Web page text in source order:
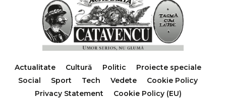
Actualitate Cultură Politic
Proiecte speciale
Social
Sport Tech Vedete
Cookie Policy
Privacy Statement
Cookie Policy (EU)